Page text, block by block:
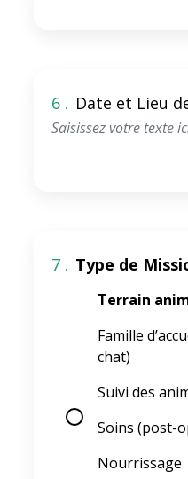
6 . Date et Lieu
7 . Type de
Terrain
Famille
chat)
Suivi des
Soins (post-
Nourrissage